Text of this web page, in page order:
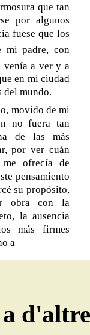
que tan
por algunos
fuese que los
mi padre, con
venía a ver y a
en mi ciudad
del mundo.
movido de mi
no fuera tan
de las más
por ver cuán
ofrecía de
pensamiento
su propósito,
obra con la
la ausencia
más firmes
a